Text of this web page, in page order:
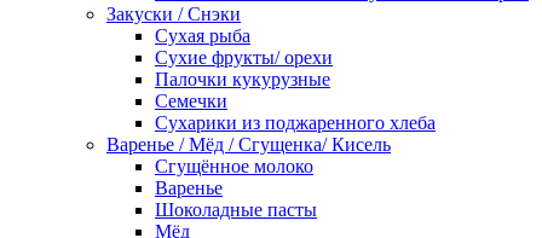
Закуски / Снэки
Сухая рыба
Сухие фрукты/ орехи
Палочки кукурузные
Семечки
Сухарики из поджаренного хлеба
Варенье / Мёд / Сгущенка/ Кисель
Сгущённое молоко
Варенье
Шоколадные пасты
Мёд